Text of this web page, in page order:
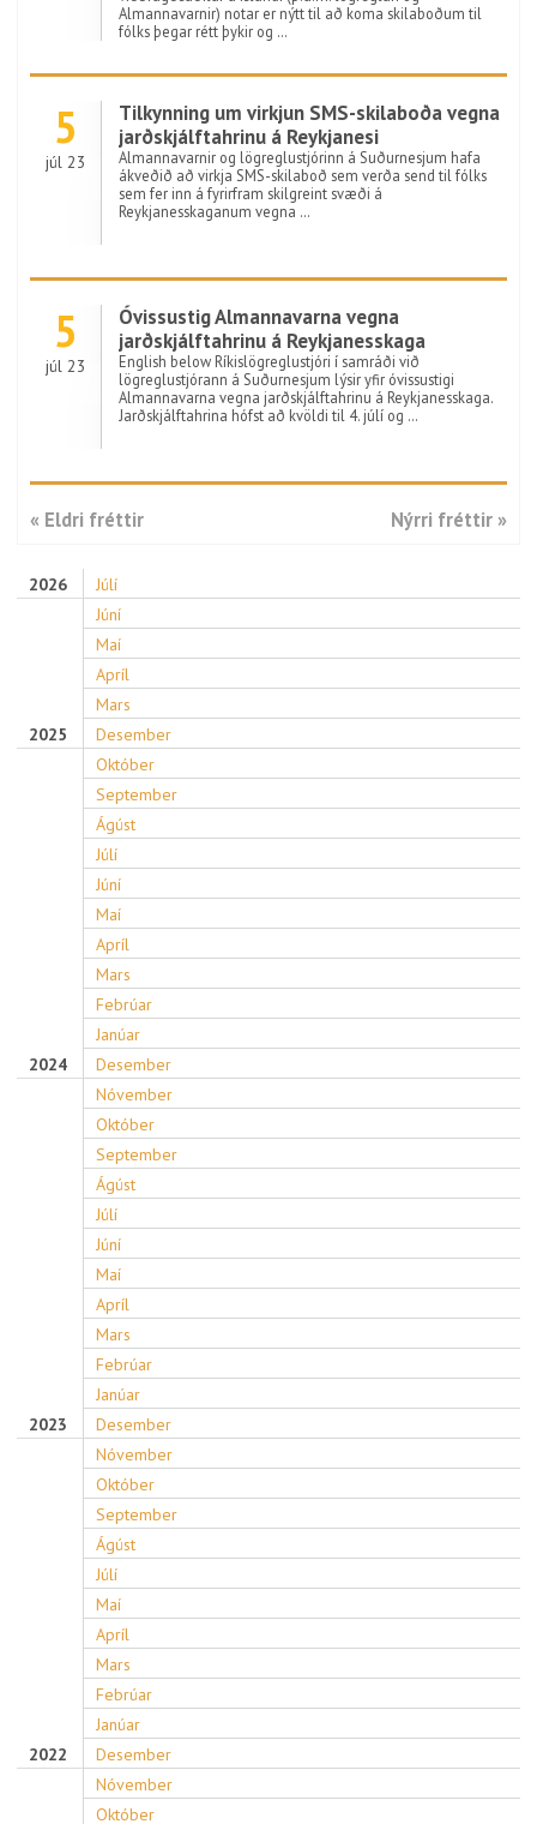
2026
Júlí
Júní
Maí
Apríl
Mars
2025
Desember
Október
September
Ágúst
Júlí
Júní
Maí
Apríl
Mars
Febrúar
Janúar
2024
Desember
Nóvember
Október
September
Ágúst
Júlí
Júní
Maí
Apríl
Mars
Febrúar
Janúar
2023
Desember
Nóvember
Október
September
Ágúst
Júlí
Maí
Apríl
Mars
Febrúar
Janúar
2022
Desember
Nóvember
Október
Almannavarnir) notar er nýtt til að koma skilaboðum til
fólks þegar rétt þykir og …
5
júl 23
Tilkynning um virkjun SMS-skilaboða vegna
jarðskjálftahrinu á Reykjanesi
Almannavarnir og lögreglustjórinn á Suðurnesjum hafa
ákveðið að virkja SMS-skilaboð sem verða send til fólks
sem fer inn á fyrirfram skilgreint svæði á
Reykjanesskaganum vegna …
5
júl 23
Óvissustig Almannavarna vegna
jarðskjálftahrinu á Reykjanesskaga
English below Ríkislögreglustjóri í samráði við
lögreglustjórann á Suðurnesjum lýsir yfir óvissustigi
Almannavarna vegna jarðskjálftahrinu á Reykjanesskaga.
Jarðskjálftahrina hófst að kvöldi til 4. júlí og …
« Eldri fréttir Nýrri fréttir »